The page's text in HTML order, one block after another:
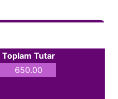
Toplam Tutar
650.00